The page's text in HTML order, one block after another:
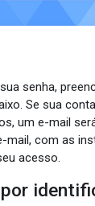
senha,
Se sua
um e-mail
mail, com as
acesso.